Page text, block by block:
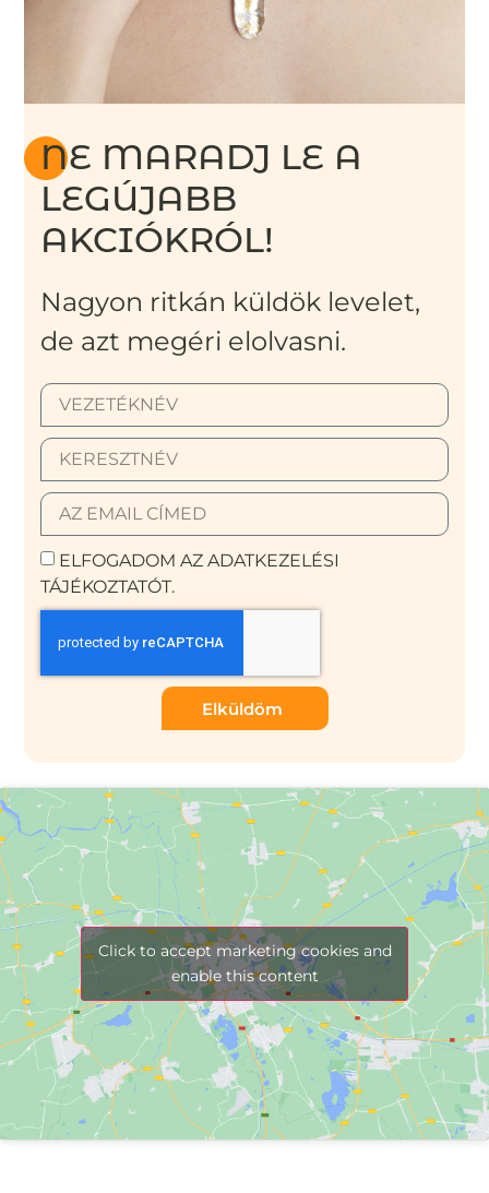
NE MARADJ LE A
LEGÚJABB
AKCIÓKRÓL!
Nagyon ritkán küldök levelet,
de azt megéri elolvasni.
ELFOGADOM AZ ADATKEZELÉSI
TÁJÉKOZTATÓT.
Elküldöm
Click to accept marketing cookies and
enable this content